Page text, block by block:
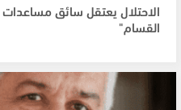
الاحتلال يعتقل سائق مساعدات
القسام"